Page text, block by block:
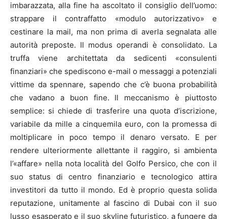
imbarazzata, alla fine ha ascoltato il consiglio dell’uomo:
strappare il contraffatto «modulo autorizzativo» e
cestinare la mail, ma non prima di averla segnalata alle
autorità preposte. Il modus operandi è consolidato. La
truffa viene architettata da sedicenti «consulenti
finanziari» che spediscono e-mail o messaggi a potenziali
vittime da spennare, sapendo che c’è buona probabilità
che vadano a buon fine. Il meccanismo è piuttosto
semplice: si chiede di trasferire una quota d’iscrizione,
variabile da mille a cinquemila euro, con la promessa di
moltiplicare in poco tempo il denaro versato. E per
rendere ulteriormente allettante il raggiro, si ambienta
l’«affare» nella nota località del Golfo Persico, che con il
suo status di centro finanziario e tecnologico attira
investitori da tutto il mondo. Ed è proprio questa solida
reputazione, unitamente al fascino di Dubai con il suo
lusso esasperato e il suo skyline futuristico, a fungere da